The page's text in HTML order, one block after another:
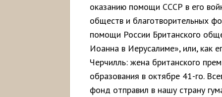
оказанию помощи СССР в его
обществ и благотворительных
помощи России Британского
Иоанна в Иерусалиме», или, как
Черчилль: жена британского
образования в октябре 41-го.
фонд отправил в нашу страну